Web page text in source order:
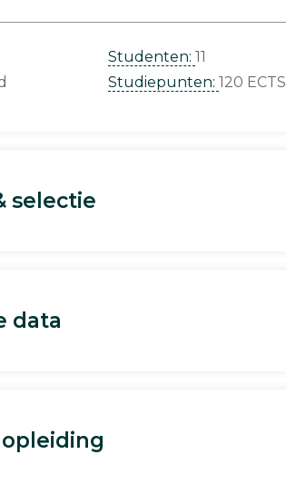
Studenten: 11
Studiepunten: 120 ECTS
selectie
data